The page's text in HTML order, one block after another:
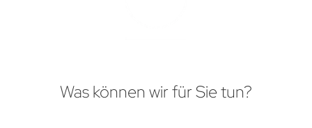
Was können wir für Sie tun?